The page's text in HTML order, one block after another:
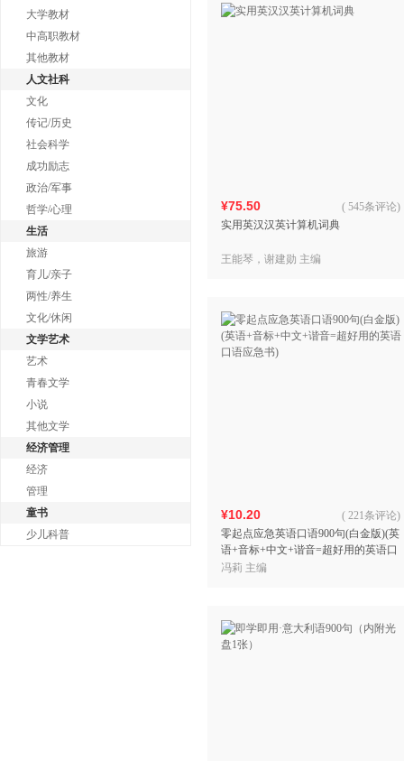
大学教材
中高职教材
其他教材
人文社科
文化
传记/历史
社会科学
成功励志
政治/军事
哲学/心理
生活
旅游
育儿/亲子
两性/养生
文化/休闲
文学艺术
艺术
青春文学
小说
其他文学
经济管理
经济
管理
童书
少儿科普
¥75.50
实用英汉汉英计算机词典
( 545条评论)
王能琴，谢建勋 主编
¥10.20
零起点应急英语口语900句(白金版)(英
语+音标+中文+谐音=超好用的英语口
语应急书)
( 221条评论)
冯莉 主编